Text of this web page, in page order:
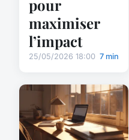
pour
maximiser
l’impact
25/05/2026 18:00 7 min